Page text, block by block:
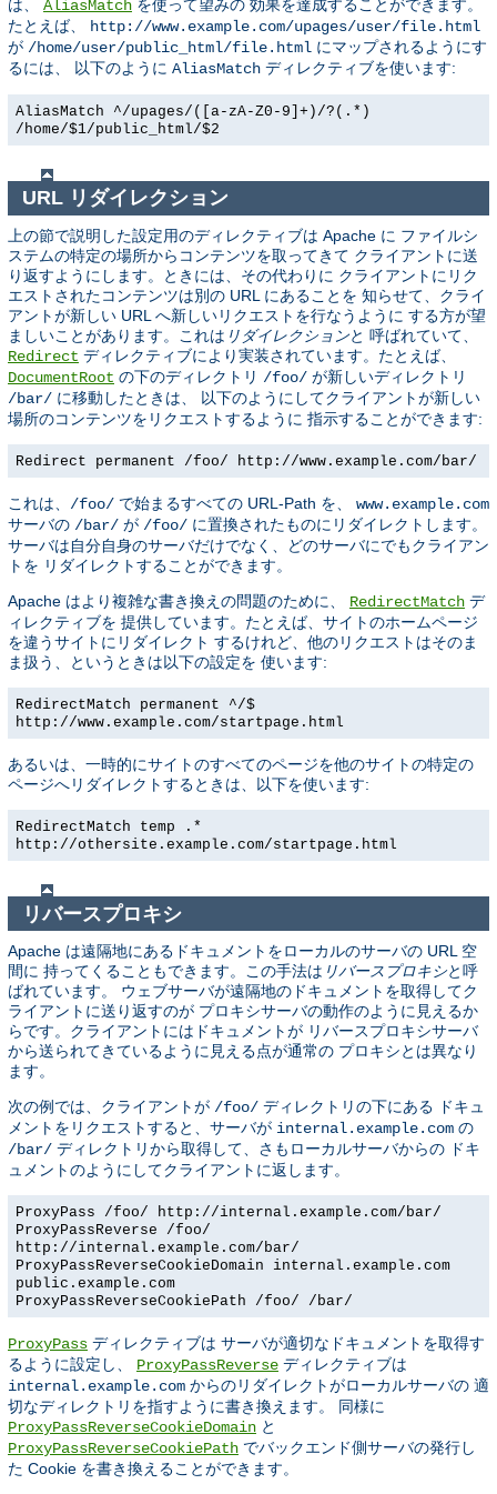
は、 AliasMatch を使って望みの 効果を達成することができます。
たとえば、
http://www.example.com/upages/user/file.html
が /home/user/public_html/file.html にマップされるようにす
るには、 以下のように AliasMatch ディレクティブを使います:
AliasMatch ^/upages/([a-zA-Z0-9]+)/?(.*)
/home/$1/public_html/$2
URL リダイレクション
上の節で説明した設定用のディレクティブは Apache に ファイルシ
ステムの特定の場所からコンテンツを取ってきて クライアントに送
り返すようにします。ときには、その代わりに クライアントにリク
エストされたコンテンツは別の URL にあることを 知らせて、クライ
アントが新しい URL へ新しいリクエストを行なうように する方が望
ましいことがあります。これは リダイレクションと 呼ばれていて、
Redirect ディレクティブにより実装されています。たとえば、
DocumentRoot の下のディレクトリ /foo/ が新しいディレクトリ
/bar/ に移動したときは、 以下のようにしてクライアントが新しい
場所のコンテンツをリクエストするように 指示することができます:
Redirect permanent /foo/ http://www.example.com/bar/
これは、 /foo/ で始まるすべての URL-Path を、 www.example.com
サーバの /bar/ が /foo/ に置換されたものにリダイレクトします。
サーバは自分自身のサーバだけでなく、どのサーバにでもクライアン
トを リダイレクトすることができます。
Apache はより複雑な書き換えの問題のために、 RedirectMatch デ
ィレクティブを 提供しています。たとえば、サイトのホームページ
を違うサイトにリダイレクト するけれど、他のリクエストはそのま
ま扱う、というときは以下の設定を 使います:
RedirectMatch permanent ^/$
http://www.example.com/startpage.html
あるいは、一時的にサイトのすべてのページを他のサイトの特定の
ページへリダイレクトするときは、以下を使います:
RedirectMatch temp .*
http://othersite.example.com/startpage.html
リバースプロキシ
Apache は遠隔地にあるドキュメントをローカルのサーバの URL 空
間に 持ってくることもできます。この手法は リバースプロキシと呼
ばれています。 ウェブサーバが遠隔地のドキュメントを取得してク
ライアントに送り返すのが プロキシサーバの動作のように見えるか
らです。クライアントにはドキュメントが リバースプロキシサーバ
から送られてきているように見える点が通常の プロキシとは異なり
ます。
次の例では、クライアントが /foo/ ディレクトリの下にある ドキュ
メントをリクエストすると、サーバが internal.example.com の
/bar/ ディレクトリから取得して、さもローカルサーバからの ドキ
ュメントのようにしてクライアントに返します。
ProxyPass /foo/ http://internal.example.com/bar/
ProxyPassReverse /foo/
http://internal.example.com/bar/
ProxyPassReverseCookieDomain internal.example.com
public.example.com
ProxyPassReverseCookiePath /foo/ /bar/
ProxyPass ディレクティブは サーバが適切なドキュメントを取得す
るように設定し、 ProxyPassReverse ディレクティブは
internal.example.com からのリダイレクトがローカルサーバの 適
切なディレクトリを指すように書き換えます。 同様に
ProxyPassReverseCookieDomain と
ProxyPassReverseCookiePath でバックエンド側サーバの発行し
た Cookie を書き換えることができます。